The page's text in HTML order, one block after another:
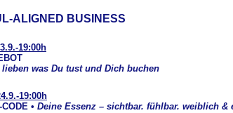
ALIGNED BUSINESS
19:00h
lieben was Du tust und Dich buchen
19:00h
• Deine Essenz – sichtbar. fühlbar. weiblich &